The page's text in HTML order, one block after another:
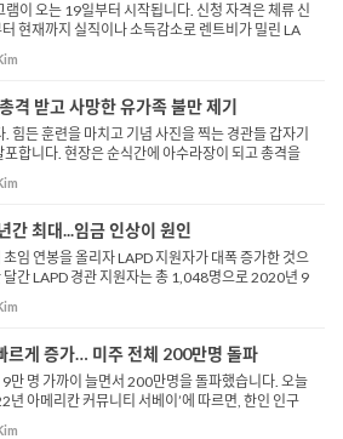
이 오는 19일부터 시작됩니다. 신청 자격은 체류 신
현재까지 실직이나 소득감소로 렌트비가 밀린 LA
득 상한선 80%를 넘지 않아야 하는데, 1인의 경우
격 받고 사망한 유가족 불만 제기
힘든 훈련을 마치고 기념 사진을 찍는 경관들 갑자기
합니다. 현장은 순식간에 아수라장이 되고 총격을
니다. 그리고 총상을 입은 경관은 끝내 숨을 거뒀습니
간 최대...임금 인상이 원인
임 연봉을 올리자 LAPD 지원자가 대폭 증가한 것으
달간 LAPD 경관 지원자는 총 1,048명으로 2020년 9
이유를 찾아보면 시의회가 경관 초봉을 기존 7만 402
르게 증가… 미주 전체 200만명 돌파
만 명 가까이 늘면서 200만명을 돌파했습니다. 오늘
년 아메리칸 커뮤니티 서베이’에 따르면, 한인 인구
대비 4.6% 늘어났습니다. 이번 조사 결과 한인 인...